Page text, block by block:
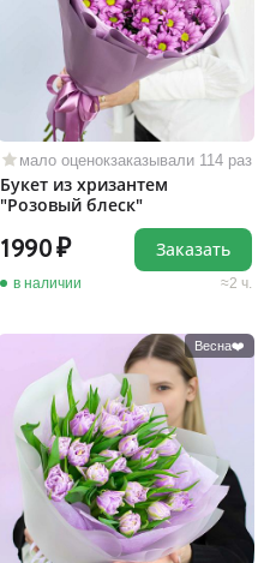
мало оценокзаказывали 114 раз
Букет из хризантем
"Розовый блеск"
1990
в наличии 2 ч.
Заказать
Весна❤️